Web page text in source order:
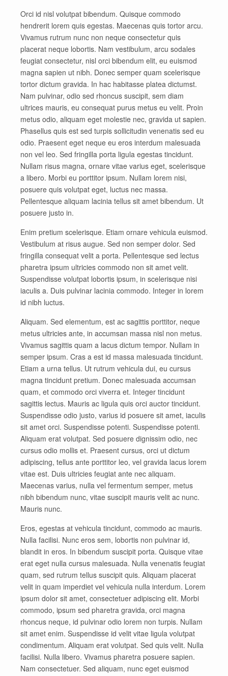
Orci id nisl volutpat bibendum. Quisque commodo
hendrerit lorem quis egestas. Maecenas quis tortor arcu.
Vivamus rutrum nunc non neque consectetur quis
placerat neque lobortis. Nam vestibulum, arcu sodales
feugiat consectetur, nisl orci bibendum elit, eu euismod
magna sapien ut nibh. Donec semper quam scelerisque
tortor dictum gravida. In hac habitasse platea dictumst.
Nam pulvinar, odio sed rhoncus suscipit, sem diam
ultrices mauris, eu consequat purus metus eu velit. Proin
metus odio, aliquam eget molestie nec, gravida ut sapien.
Phasellus quis est sed turpis sollicitudin venenatis sed eu
odio. Praesent eget neque eu eros interdum malesuada
non vel leo. Sed fringilla porta ligula egestas tincidunt.
Nullam risus magna, ornare vitae varius eget, scelerisque
a libero. Morbi eu porttitor ipsum. Nullam lorem nisi,
posuere quis volutpat eget, luctus nec massa.
Pellentesque aliquam lacinia tellus sit amet bibendum. Ut
posuere justo in.
Enim pretium scelerisque. Etiam ornare vehicula euismod.
Vestibulum at risus augue. Sed non semper dolor. Sed
fringilla consequat velit a porta. Pellentesque sed lectus
pharetra ipsum ultricies commodo non sit amet velit.
Suspendisse volutpat lobortis ipsum, in scelerisque nisi
iaculis a. Duis pulvinar lacinia commodo. Integer in lorem
id nibh luctus.
Aliquam. Sed elementum, est ac sagittis porttitor, neque
metus ultricies ante, in accumsan massa nisl non metus.
Vivamus sagittis quam a lacus dictum tempor. Nullam in
semper ipsum. Cras a est id massa malesuada tincidunt.
Etiam a urna tellus. Ut rutrum vehicula dui, eu cursus
magna tincidunt pretium. Donec malesuada accumsan
quam, et commodo orci viverra et. Integer tincidunt
sagittis lectus. Mauris ac ligula quis orci auctor tincidunt.
Suspendisse odio justo, varius id posuere sit amet, iaculis
sit amet orci. Suspendisse potenti. Suspendisse potenti.
Aliquam erat volutpat. Sed posuere dignissim odio, nec
cursus odio mollis et. Praesent cursus, orci ut dictum
adipiscing, tellus ante porttitor leo, vel gravida lacus lorem
vitae est. Duis ultricies feugiat ante nec aliquam.
Maecenas varius, nulla vel fermentum semper, metus
nibh bibendum nunc, vitae suscipit mauris velit ac nunc.
Mauris nunc.
Eros, egestas at vehicula tincidunt, commodo ac mauris.
Nulla facilisi. Nunc eros sem, lobortis non pulvinar id,
blandit in eros. In bibendum suscipit porta. Quisque vitae
erat eget nulla cursus malesuada. Nulla venenatis feugiat
quam, sed rutrum tellus suscipit quis. Aliquam placerat
velit in quam imperdiet vel vehicula nulla interdum. Lorem
ipsum dolor sit amet, consectetuer adipiscing elit. Morbi
commodo, ipsum sed pharetra gravida, orci magna
rhoncus neque, id pulvinar odio lorem non turpis. Nullam
sit amet enim. Suspendisse id velit vitae ligula volutpat
condimentum. Aliquam erat volutpat. Sed quis velit. Nulla
facilisi. Nulla libero. Vivamus pharetra posuere sapien.
Nam consectetuer. Sed aliquam, nunc eget euismod